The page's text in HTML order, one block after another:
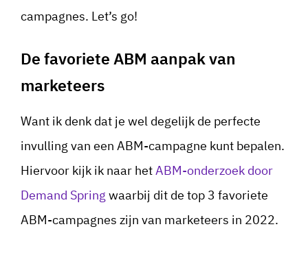
campagnes. Let’s go!
De favoriete ABM aanpak van
marketeers
Want ik denk dat je wel degelijk de perfecte
invulling van een ABM-campagne kunt bepalen.
Hiervoor kijk ik naar hetABM-onderzoek door
Demand Spring waarbij dit de top 3 favoriete
ABM-campagnes zijn van marketeers in 2022.